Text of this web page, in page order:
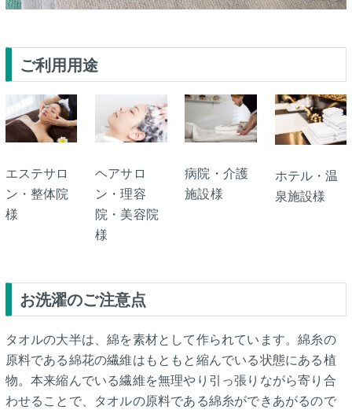
ご利用用途
エステサロ
ン・整体院
様
ヘアサロ
ン・理容
院・美容院
様
病院・介護
施設様
ホテル・温
泉施設様
お洗濯のご注意点
タオルの大半は、綿を素材として作られています。綿糸の
原料である綿花の繊維はもともと縮んでいる状態にある植
物。本来縮んでいる繊維を無理やり引っ張りながら寄り合
わせることで、タオルの原料である綿糸ができあがるので